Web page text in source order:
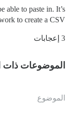
able to paste in. It’s
to create a CSV.
3 إعجابات
الموضوعات ذات
الموضوع